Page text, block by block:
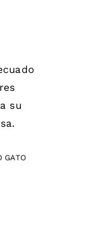
su
GATO